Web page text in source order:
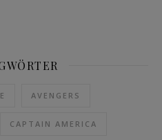
AVENGERS
CAPTAIN AMERICA